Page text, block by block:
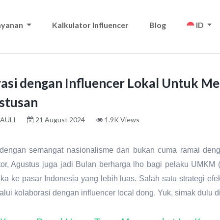
Kalkulator Influencer Blog ID
dengan Influencer Lokal Untuk
21 August 2024 1.9K Views
semangat nasionalisme dan bukan cuma ramai
Agustus juga jadi Bulan berharga lho bagi pelaku UMKM
ke pasar Indonesia yang lebih luas. Salah satu strategi
kolaborasi dengan influencer local dong. Yuk, simak dulu